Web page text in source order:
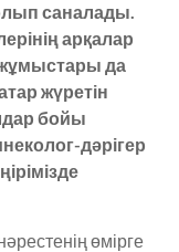
саналады.
арқалар
жұмыстары да
жүретін
бойы
дәрігер
өмірге